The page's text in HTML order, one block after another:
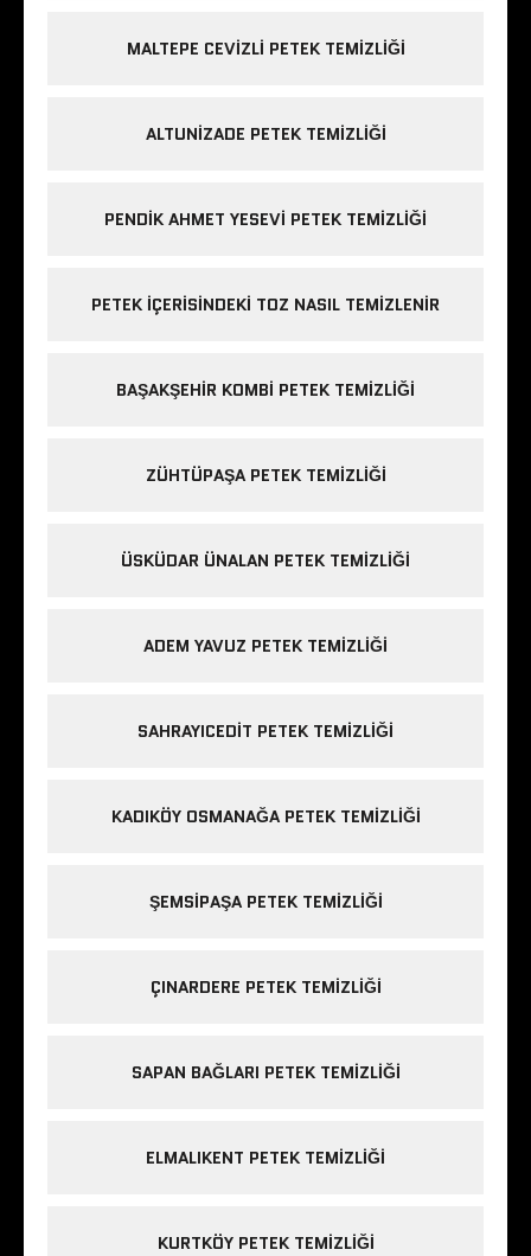
MALTEPE CEVIZLI PETEK TEMIZLIĞI
ALTUNIZADE PETEK TEMIZLIĞI
PENDIK AHMET YESEVI PETEK TEMIZLIĞI
PETEK IÇERISINDEKI TOZ NASIL TEMIZLENIR
BAŞAKŞEHIR KOMBI PETEK TEMIZLIĞI
ZÜHTÜPAŞA PETEK TEMIZLIĞI
ÜSKÜDAR ÜNALAN PETEK TEMIZLIĞI
ADEM YAVUZ PETEK TEMIZLIĞI
SAHRAYICEDIT PETEK TEMIZLIĞI
KADIKÖY OSMANAĞA PETEK TEMIZLIĞI
ŞEMSIPAŞA PETEK TEMIZLIĞI
ÇINARDERE PETEK TEMIZLIĞI
SAPAN BAĞLARI PETEK TEMIZLIĞI
ELMALIKENT PETEK TEMIZLIĞI
KURTKÖY PETEK TEMIZLIĞI